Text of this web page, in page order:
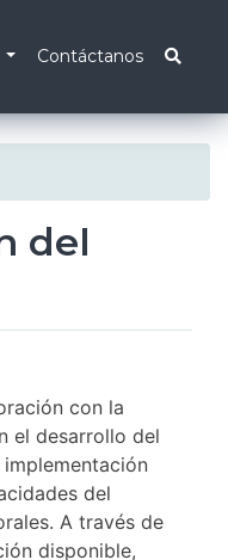
Contáctanos
del
con la
el desarrollo del
del
A través de
disponible,